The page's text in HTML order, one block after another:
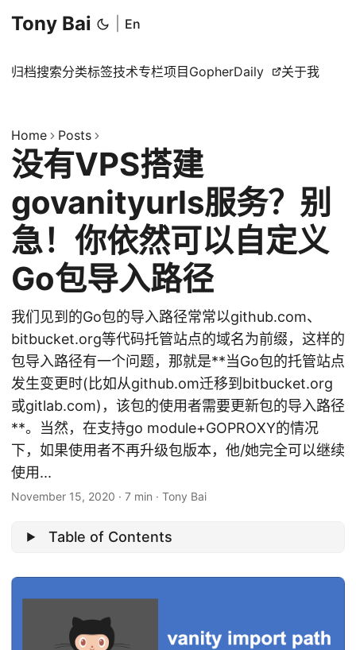
Tony Bai En
归档搜索分类标签技术专栏项目 GopherDaily 关于我
Home Posts
没有VPS搭建
govanityurls服务？别
急！你依然可以自定义
Go包导入路径
我们见到的Go包的导入路径常常以github.com、
bitbucket.org等代码托管站点的域名为前缀，这样的
包导入路径有一个问题，那就是**当Go包的托管站点
发生变更时(比如从github.om迁移到bitbucket.org
或gitlab.com)，该包的使用者需要更新包的导入路径
**。当然，在支持go module+GOPROXY的情况
下，如果使用者不再升级包版本，他/她完全可以继续
使用...
November 15, 2020 · 7 min · Tony Bai
Table of Contents